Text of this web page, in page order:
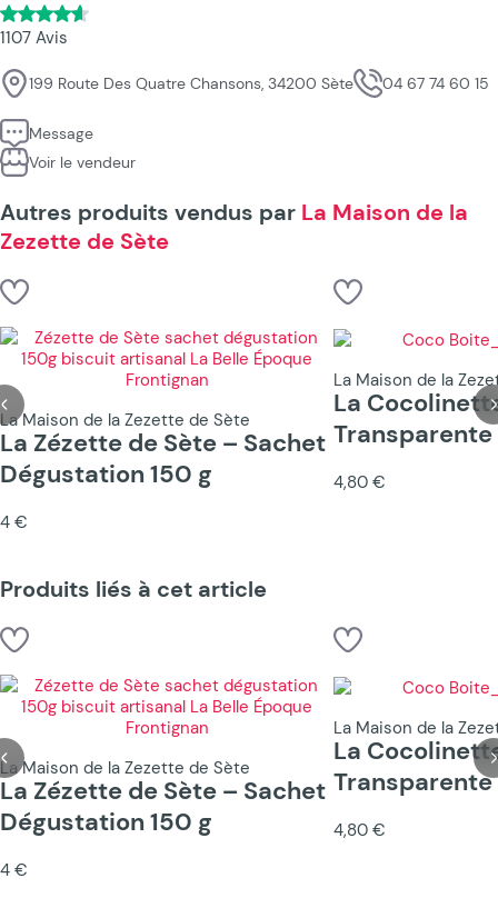
1107 Avis
199 Route Des Quatre Chansons, 34200 Sète 04 67 74 60 15
Message
Voir le vendeur
Autres produits vendus par La Maison de la
Zezette de Sète
La Maison de la Zezette de Sète
La Zézette de Sète – Sachet
Dégustation 150 g
4 €
La Maison de la
La
4,80 €
Produits liés à cet article
La Maison de la Zezette de Sète
La Zézette de Sète – Sachet
Dégustation 150 g
4 €
La Maison de la
La
4,80 €